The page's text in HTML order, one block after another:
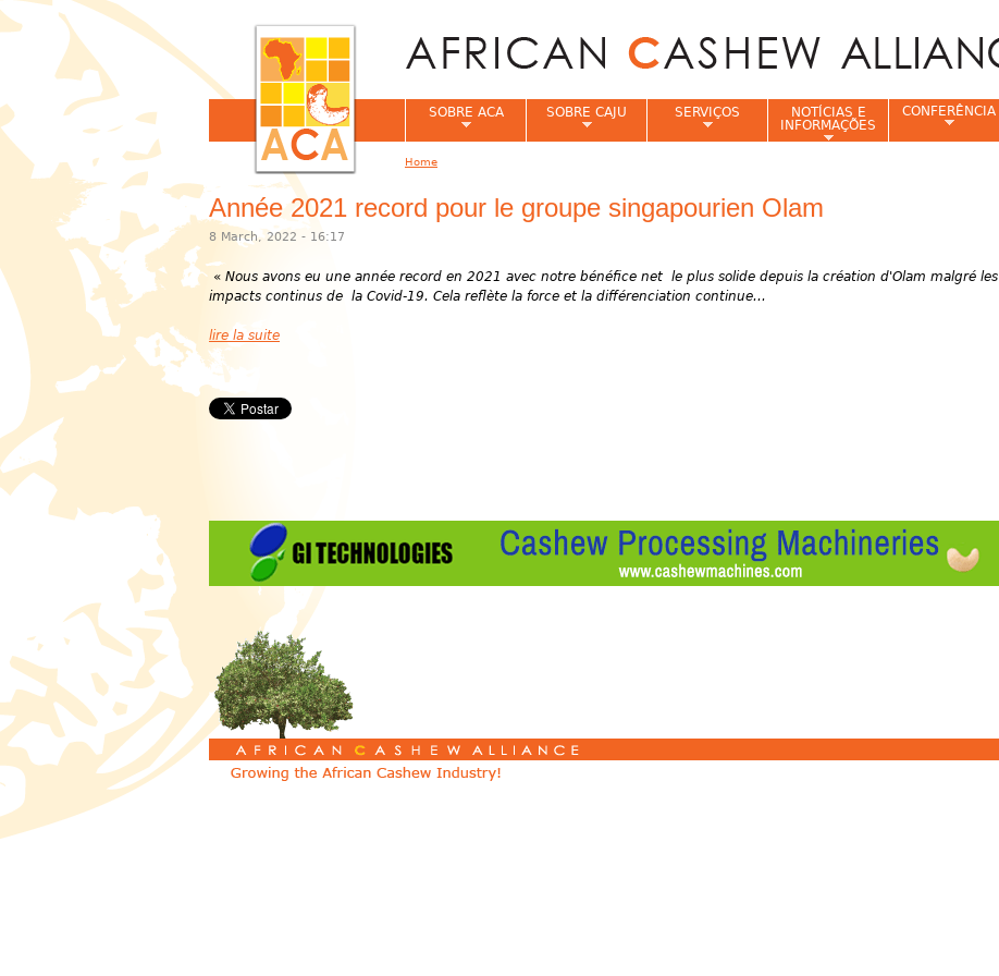
Année 2021 record pour le groupe singapourien Olam
8 March, 2022 - 16:17
« Nous avons eu une année record en 2021 avec notre bénéfice net le plus solide depuis la création d'Olam malgré les
impacts continus de la Covid-19. Cela reflète la force et la différenciation continue...
lire la suite
SOBRE ACA SOBRE CAJU SERVIÇOS
NOTÍCIAS E
INFORMAÇÕES
CONFERÊNCIA
Home